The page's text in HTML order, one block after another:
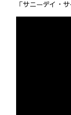
「サニーデイ・